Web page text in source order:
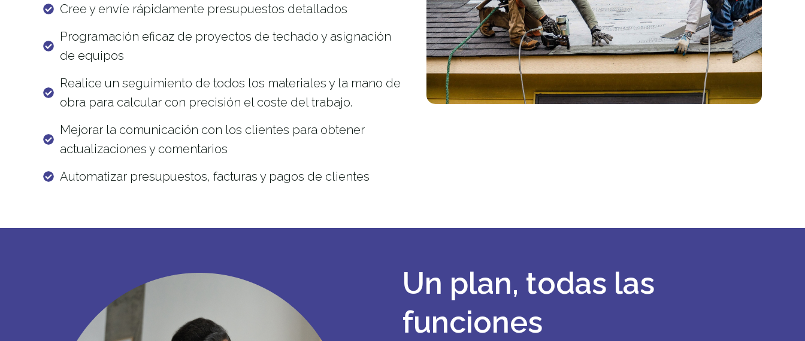
Cree y envíe rápidamente presupuestos detallados
Programación eficaz de proyectos de techado y asignación
de equipos
Realice un seguimiento de todos los materiales y la mano de
obra para calcular con precisión el coste del trabajo.
Mejorar la comunicación con los clientes para obtener
actualizaciones y comentarios
Automatizar presupuestos, facturas y pagos de clientes
Un plan, todas las
funciones